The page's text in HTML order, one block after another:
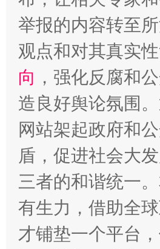
举报的内容转至
观点和对其真实性
向 ，强化反腐和
造良好舆论氛围
网站架起政府和
盾，促进社会大
三者的和谐统一
有生力，借助全
才铺垫一个平台